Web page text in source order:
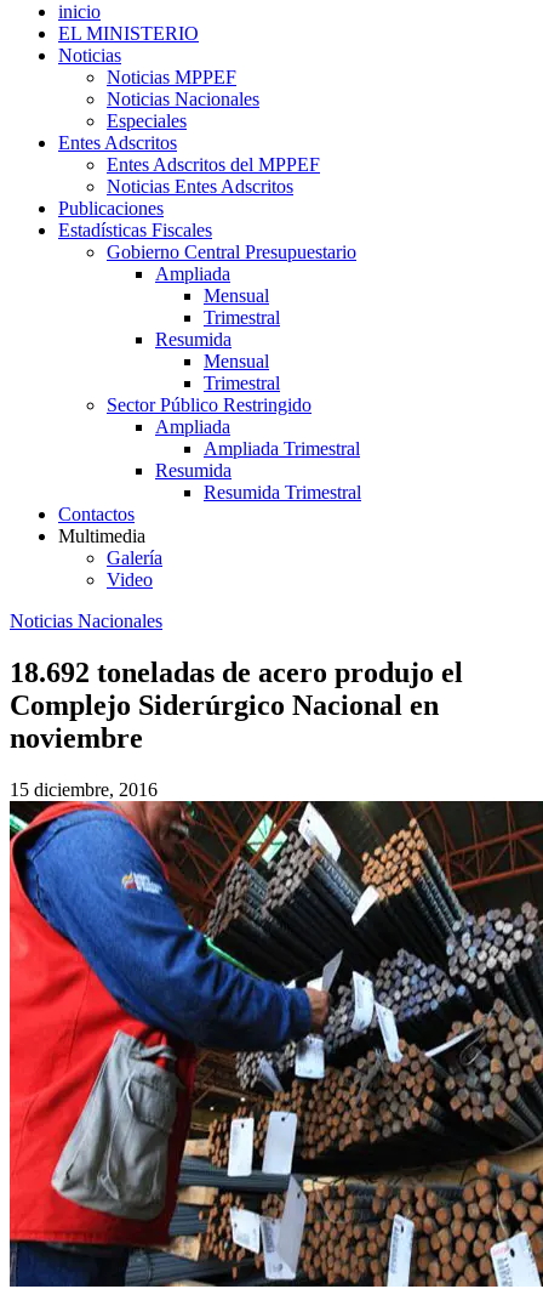
inicio
EL MINISTERIO
Noticias
Noticias MPPEF
Noticias Nacionales
Especiales
Entes Adscritos
Entes Adscritos del MPPEF
Noticias Entes Adscritos
Publicaciones
Estadísticas Fiscales
Gobierno Central Presupuestario
Ampliada
Mensual
Trimestral
Resumida
Mensual
Trimestral
Sector Público Restringido
Ampliada
Ampliada Trimestral
Resumida
Resumida Trimestral
Contactos
Multimedia
Galería
Video
Noticias Nacionales
18.692 toneladas de acero produjo el
Complejo Siderúrgico Nacional en
noviembre
15 diciembre, 2016